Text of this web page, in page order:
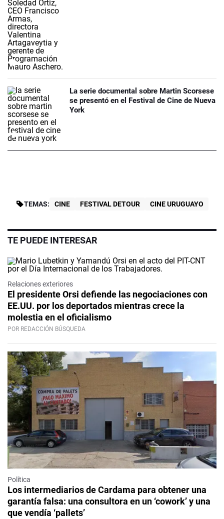
La serie documental sobre Martin Scorsese
se presentó en el Festival de Cine de Nueva
York
TEMAS: CINE FESTIVAL DETOUR CINE URUGUAYO
TE PUEDE INTERESAR
Relaciones exteriores
El presidente Orsi defiende las negociaciones con
EE.UU. por los deportados mientras crece la
molestia en el oficialismo
POR REDACCIÓN BÚSQUEDA
Política
Los intermediarios de Cardama para obtener una
garantía falsa: una consultora en un ‘cowork’ y una
que vendía ‘pallets’